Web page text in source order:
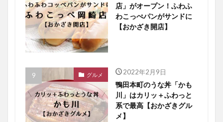
店」がオープン！ふわふ
わこっぺパンがサンドに
【おかざき開店】
グルメ 2022年2月9日
鴨田本町のうな丼「かも
川」はカリッ＋ふわっと
系で最高【おかざきグル
メ】